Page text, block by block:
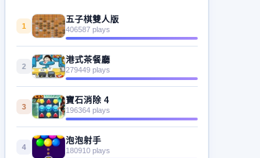
1
五子棋雙人版
406587 plays
2
港式茶餐廳
279449 plays
3
寶石消除 4
196364 plays
4
泡泡射手
180910 plays